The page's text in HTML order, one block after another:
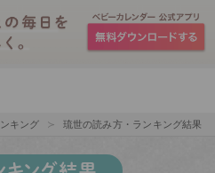
キング 琉世の読み方・ランキング結果